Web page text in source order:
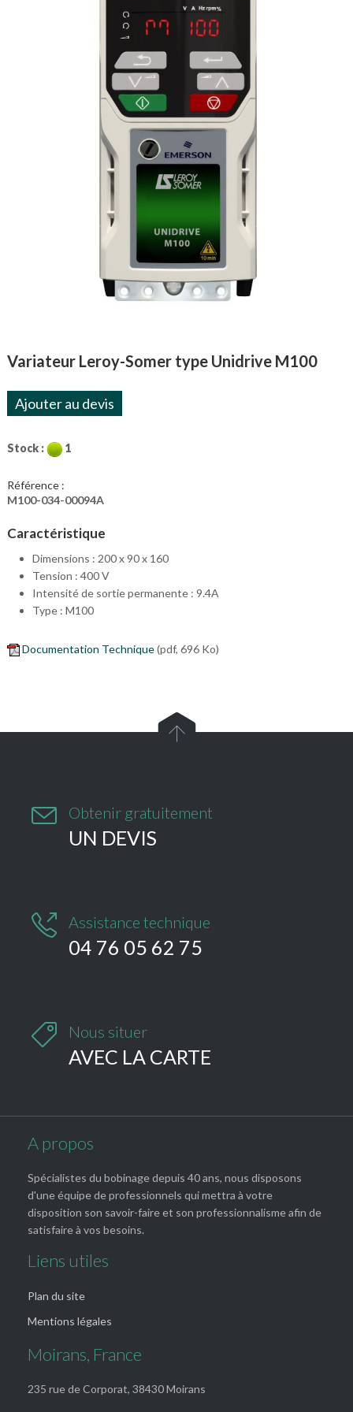
Variateur Leroy-Somer type Unidrive M100
Ajouter au devis
Stock : 1
Référence :
M100-034-00094A
Caractéristique
Dimensions : 200 x 90 x 160
Tension : 400 V
Intensité de sortie permanente : 9.4A
Type : M100
Documentation Technique(pdf, 696 Ko)

 Obtenir gratuitement
UN DEVIS
 Assistance technique
04 76 05 62 75
 Nous situer
AVEC LA CARTE
A propos
Spécialistes du bobinage depuis 40 ans, nous disposons
d'une équipe de professionnels qui mettra à votre
disposition son savoir-faire et son professionnalisme afin de
satisfaire à vos besoins.
Liens utiles
Plan du site
Mentions légales
Moirans, France
235 rue de Corporat, 38430 Moirans